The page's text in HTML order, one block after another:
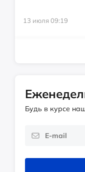
13 июля 09:19
Будь в курсе